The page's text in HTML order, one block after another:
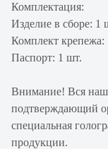
Комплектация:
Изделие в сборе: 1
Комплект крепежа:
Паспорт: 1 шт.
Внимание! Вся
подтверждающий
специальная
продукции.